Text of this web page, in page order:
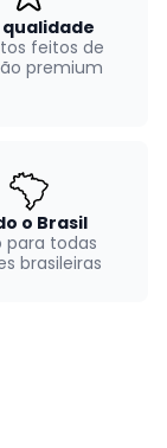
feitos de
premium
o Brasil
para todas
brasileiras